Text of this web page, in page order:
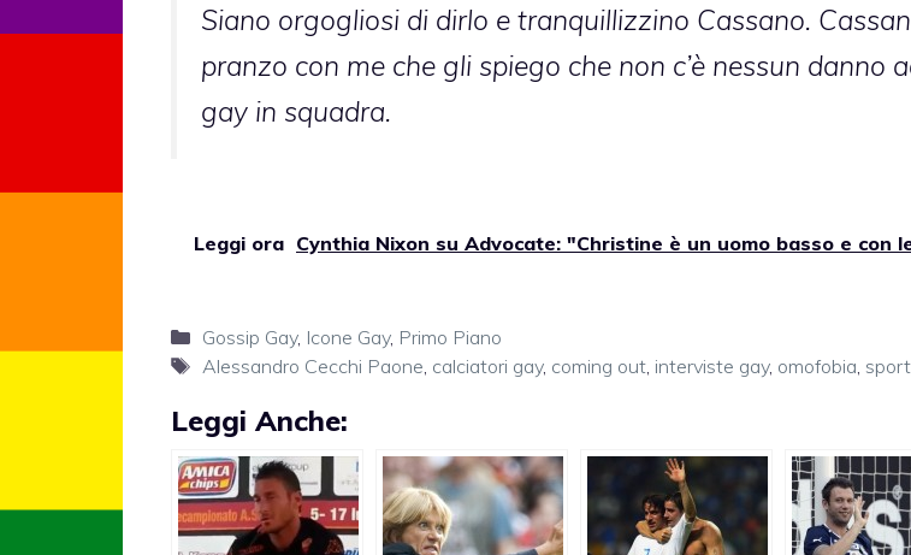
Siano orgogliosi di dirlo e tranquillizzino Cassano.
pranzo con me che gli spiego che non c’è nessun danno
gay in squadra.
Leggi ora Cynthia Nixon su Advocate: "Christine è un uomo basso e con
Categorie
Gossip Gay, Icone Gay, Primo Piano
Tag
Alessandro Cecchi Paone, calciatori gay, coming out, interviste gay, omofobia,
Leggi Anche: